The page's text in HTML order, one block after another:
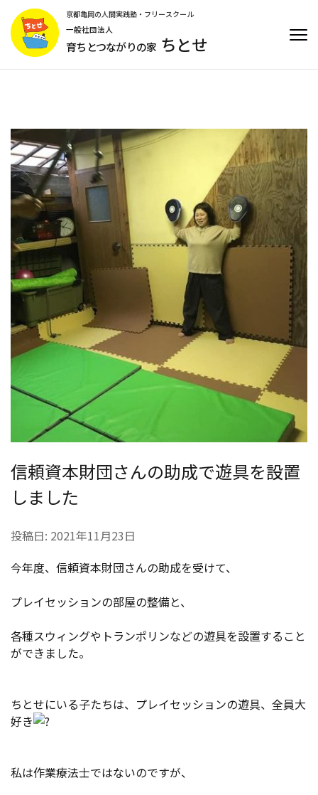
(Enter
京都亀岡の人間実践塾・フリースクール
一般社団法人
育ちとつながりの家 ちとせ
信頼資本財団さんの助成で遊具を設置
しました
投稿日: 2021年11月23日
今年度、信頼資本財団さんの助成を受けて、
プレイセッションの部屋の整備と、
各種スウィングやトランポリンなどの遊具を設置すること
ができました。
ちとせにいる子たちは、プレイセッションの遊具、全員大
好き
私は作業療法士ではないのですが、